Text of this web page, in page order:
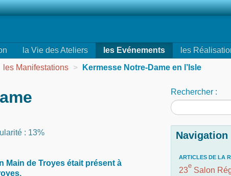
la Vie des Ateliers les Evénements les
les Manifestations > Kermesse Notre-Dame en l’Isle
: 13%
Main de Troyes était présent à
Rechercher :
Navigation
ARTICLES DE LA
23
e
Salon